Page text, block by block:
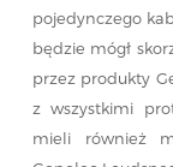
pojedynczego
będzie mógł
przez produkty
z wszystkimi
mieli również